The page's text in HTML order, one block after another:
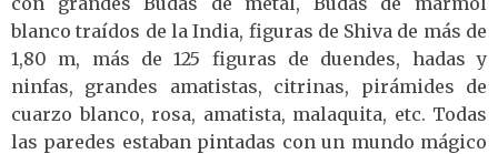
blanco traídos de la India, figuras de Shiva de más de
1,80 m, más de 125 figuras de duendes, hadas y
ninfas, grandes amatistas, citrinas, pirámides de
cuarzo blanco, rosa, amatista, malaquita, etc. Todas
las paredes estaban pintadas con un mundo mágico